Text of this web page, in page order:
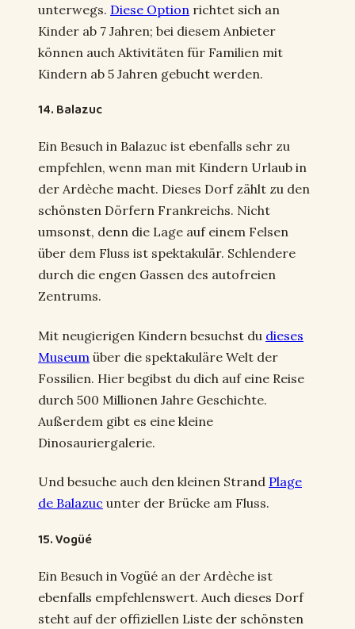
unterwegs. Diese Option richtet sich an
Kinder ab 7 Jahren; bei diesem Anbieter
können auch Aktivitäten für Familien mit
Kindern ab 5 Jahren gebucht werden.
14. Balazuc
Ein Besuch in Balazuc ist ebenfalls sehr zu
empfehlen, wenn man mit Kindern Urlaub in
der Ardèche macht. Dieses Dorf zählt zu den
schönsten Dörfern Frankreichs. Nicht
umsonst, denn die Lage auf einem Felsen
über dem Fluss ist spektakulär. Schlendere
durch die engen Gassen des autofreien
Zentrums.
Mit neugierigen Kindern besuchst du dieses
Museum über die spektakuläre Welt der
Fossilien. Hier begibst du dich auf eine Reise
durch 500 Millionen Jahre Geschichte.
Außerdem gibt es eine kleine
Dinosauriergalerie.
Und besuche auch den kleinen Strand Plage
de Balazuc unter der Brücke am Fluss.
15. Vogüé
Ein Besuch in Vogüé an der Ardèche ist
ebenfalls empfehlenswert. Auch dieses Dorf
steht auf der offiziellen Liste der schönsten